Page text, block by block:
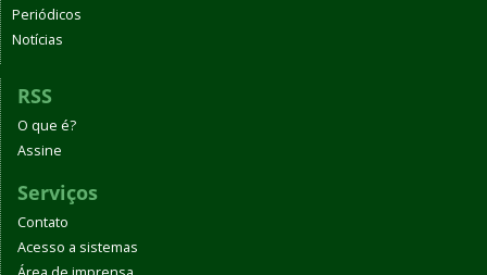
Periódicos
Notícias
RSS
O que é?
Assine
Serviços
Contato
Acesso a sistemas